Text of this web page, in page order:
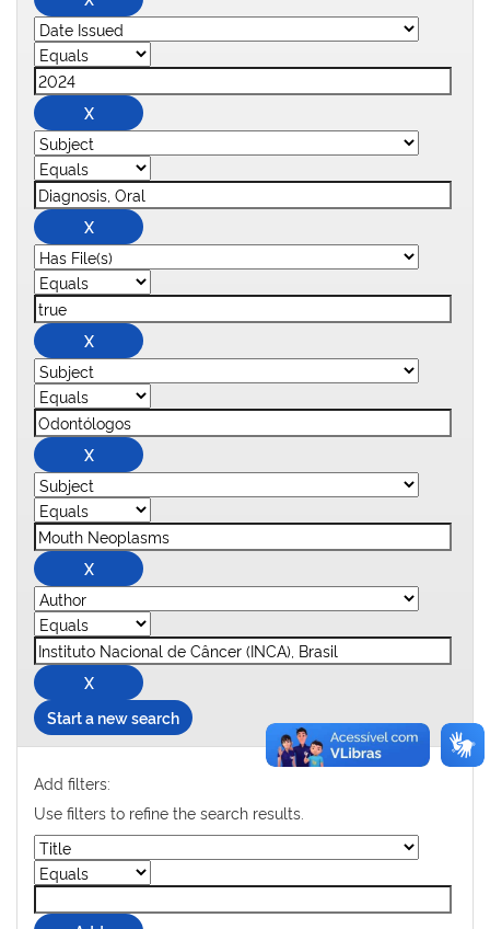
Start a new search
Add filters:
Use filters to refine the search results.